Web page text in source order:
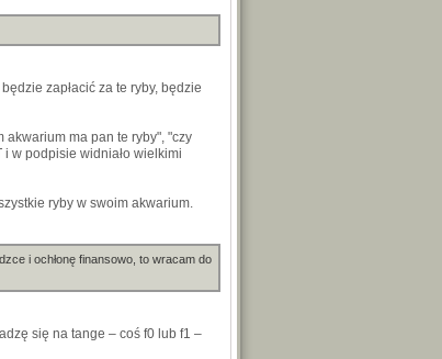
zapłacić za te ryby, będzie
akwarium ma pan te ryby", "czy
i w podpisie widniało wielkimi
ryby w swoim akwarium.
i ochłonę finansowo, to wracam do
się na tange – coś f0 lub f1 –